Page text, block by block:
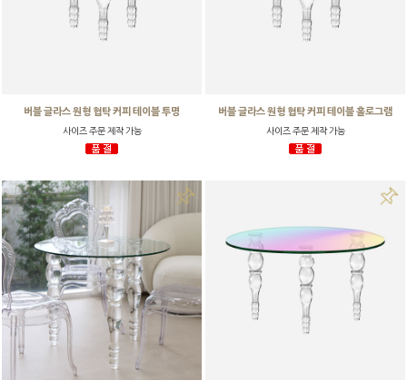
버블 글라스 원형 협탁 커피 테이블 투명
사이즈 주문 제작 가능
버블 글라스 원형 협탁 커피 테이블 홀로그램
사이즈 주문 제작 가능